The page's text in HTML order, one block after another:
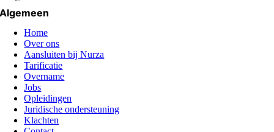
Algemeen
Home
Over ons
Aansluiten bij Nurza
Tarificatie
Overname
Jobs
Opleidingen
Juridische ondersteuning
Klachten